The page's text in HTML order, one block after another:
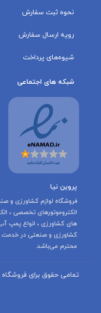
نحوه ثبت سفارش
رویه ارسال سفارش
شیوه‌های پرداخت
شبکه های اجتماعی
پروین نیا
‌فروشگاه لوازم کشاورزی و
الكتروموتورهاى تخصصى ،
های کشاورزی ، انواع پمپ
کشاورزی و صنعتی در خدمت
محترم می‌باشد.
تمامی حقوق برای